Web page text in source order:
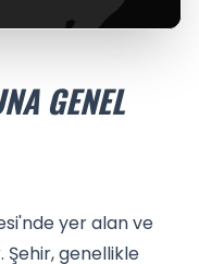
GENEL
yer alan ve
genellikle